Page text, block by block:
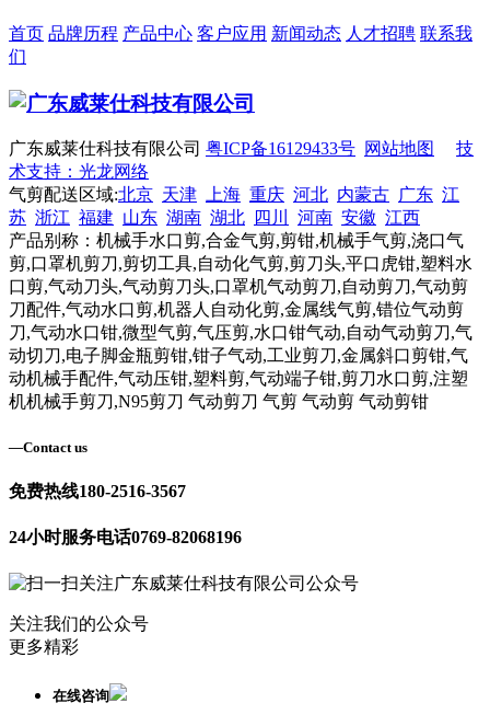
首页 品牌历程 产品中心 客户应用 新闻动态 人才招聘 联系我
们
广东威莱仕科技有限公司 粤ICP备16129433号 网站地图
技
术支持：光龙网络
气剪配送区域:北京 天津 上海 重庆 河北 内蒙古 广东 江
苏 浙江 福建 山东 湖南 湖北 四川 河南 安徽 江西
产品别称：机械手水口剪,合金气剪,剪钳,机械手气剪,浇口气
剪,口罩机剪刀,剪切工具,自动化气剪,剪刀头,平口虎钳,塑料水
口剪,气动刀头,气动剪刀头,口罩机气动剪刀,自动剪刀,气动剪
刀配件,气动水口剪,机器人自动化剪,金属线气剪,错位气动剪
刀,气动水口钳,微型气剪,气压剪,水口钳气动,自动气动剪刀,气
动切刀,电子脚金瓶剪钳,钳子气动,工业剪刀,金属斜口剪钳,气
动机械手配件,气动压钳,塑料剪,气动端子钳,剪刀水口剪,注塑
机机械手剪刀,N95剪刀 气动剪刀 气剪 气动剪 气动剪钳
—Contact us
免费热线180-2516-3567
24小时服务电话0769-82068196
关注我们的公众号
更多精彩
在线咨询